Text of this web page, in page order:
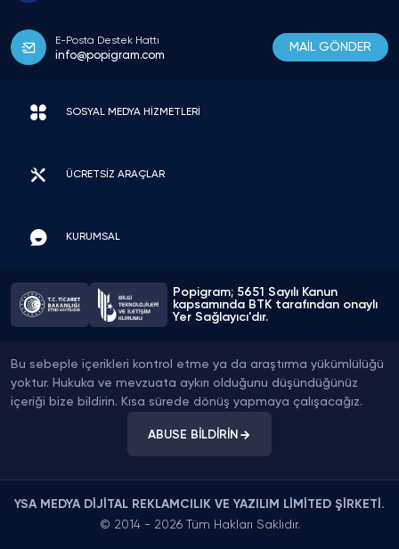
Diş Kliniği Asistanı
katkı sağladı
Emre Şahin
Müşteri işletme sayfasında kullandık teslimat
planlı ilerledi herhangi bir sorun yaşamadık
Buse Aydın
Sayfamın daha profesyonel görünmesi için
tercih ettim hizmet anlatıldığı gibi tamamlandı
İlk defa bu hizmeti kullandım sipariş sonrası
değerlendirmeler düzenli şekilde gelmeye
E-Posta Destek Hattı
info@popigram.com
MAİL GÖNDER
SOSYAL MEDYA HİZMETLERİ
ÜCRETSİZ ARAÇLAR
KURUMSAL
Popigram; 5651 Sayılı Kanun
kapsamında BTK tarafından onaylı
Yer Sağlayıcı'dır.
Bu sebeple içerikleri kontrol etme ya da araştırma yükümlülüğü
yoktur. Hukuka ve mevzuata aykırı olduğunu düşündüğünüz
içeriği bize bildirin. Kısa sürede dönüş yapmaya çalışacağız.
ABUSE BİLDİRİN
YSA MEDYA DİJİTAL REKLAMCILIK VE YAZILIM LİMİTED ŞİRKETİ.
© 2014 - 2026 Tüm Hakları Saklıdır.